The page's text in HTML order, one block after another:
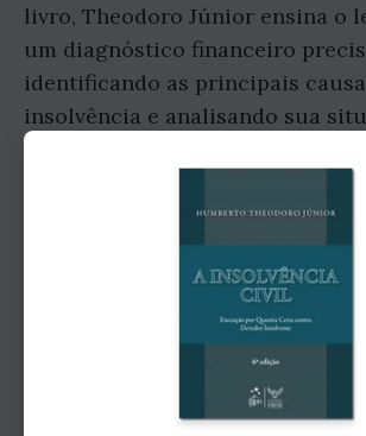
livro, Theodoro Júnior ensina o
um diagnóstico financeiro
identificando as principais
insolvência e analisando sua
evitar futuros problemas.
Negociação extrajudicial:
para evitar processos
Muitas vezes, a negociação
ser a melhor opção para resolver
evitar processos judiciais longos